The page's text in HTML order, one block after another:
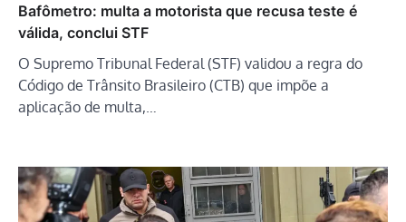
Bafômetro: multa a motorista que recusa teste é
válida, conclui STF
O Supremo Tribunal Federal (STF) validou a regra do
Código de Trânsito Brasileiro (CTB) que impõe a
aplicação de multa,…